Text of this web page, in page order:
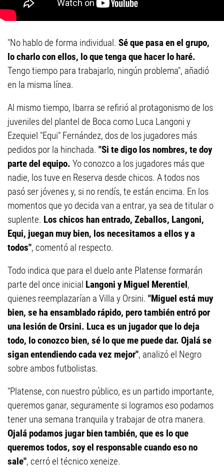
"No hablo de forma individual. Sé que pasa en el grupo,
lo charlo con ellos, lo que tenga que hacer lo haré.
Tengo tiempo para trabajarlo, ningún problema", añadió
en la misma línea.
Al mismo tiempo, Ibarra se refirió al protagonismo de los
juveniles del plantel de Boca como Luca Langoni y
Ezequiel "Equi" Fernández, dos de los jugadores más
pedidos por la hinchada. "Si te digo los nombres, te doy
parte del equipo. Yo conozco a los jugadores más que
nadie, los tuve en Reserva desde chicos. A todos nos
pasó ser jóvenes y, si no rendís, te están encima. En los
momentos que yo decida van a entrar, ya sea de titular o
suplente. Los chicos han entrado, Zeballos, Langoni,
Equi, juegan muy bien, los necesitamos a ellos y a
todos", comentó al respecto.
Todo indica que para el duelo ante Platense formarán
parte del once inicial Langoni y Miguel Merentiel,
quienes reemplazarían a Villa y Orsini. "Miguel está muy
bien, se ha ensamblado rápido, pero también entró por
una lesión de Orsini. Luca es un jugador que lo deja
todo, lo conozco bien, sé lo que me puede dar. Ojalá se
sigan entendiendo cada vez mejor", analizó el Negro
sobre ambos futbolistas.
"Platense, con nuestro público, es un partido importante,
queremos ganar, seguramente si logramos eso podamos
tener una semana tranquila y trabajar de otra manera.
Ojalá podamos jugar bien también, que es lo que
queremos todos, soy el responsable cuando eso no
sale", cerró el técnico xeneize.